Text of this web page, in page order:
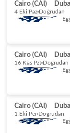
Cairo (CAI)
4 Eki Paz Doğrudan
Cairo (CAI)
16 Kas Pzt Doğrudan
Cairo (CAI)
1 Eki Per Doğrudan